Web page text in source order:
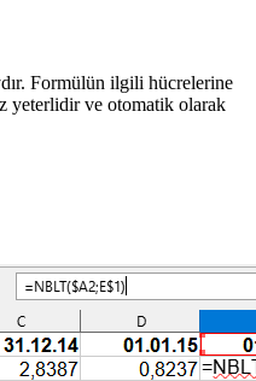
Formülün ilgili hücrelerine
yeterlidir ve otomatik olarak